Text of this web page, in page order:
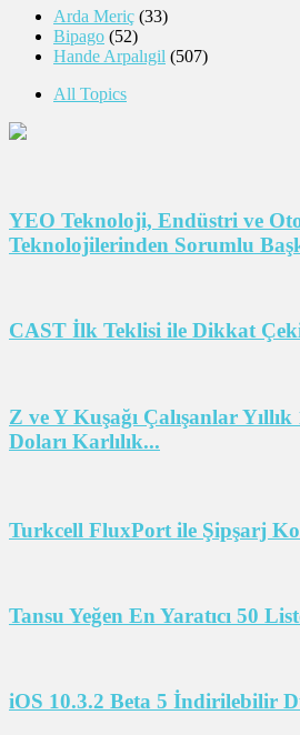
Arda Meriç (33)
Bipago (52)
Hande Arpalıgil (507)
All Topics
YEO Teknoloji, Endüstri ve
Teknolojilerinden Sorumlu
CAST İlk Teklisi ile Dikkat
Z ve Y Kuşağı Çalışanlar
Doları Karlılık...
Turkcell FluxPort ile Şipşarj
Tansu Yeğen En Yaratıcı 50
iOS 10.3.2 Beta 5 İndirilebilir